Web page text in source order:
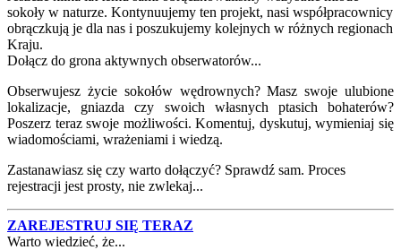
sokoły w naturze. Kontynuujemy ten projekt, nasi współpracownicy
obrączkują je dla nas i poszukujemy kolejnych w różnych regionach
Kraju.
Dołącz do grona aktywnych obserwatorów...
Obserwujesz życie sokołów wędrownych? Masz swoje ulubione
lokalizacje, gniazda czy swoich własnych ptasich bohaterów?
Poszerz teraz swoje możliwości. Komentuj, dyskutuj, wymieniaj się
wiadomościami, wrażeniami i wiedzą.
Zastanawiasz się czy warto dołączyć? Sprawdź sam. Proces
rejestracji jest prosty, nie zwlekaj...
ZAREJESTRUJ SIĘ TERAZ
Warto wiedzieć, że...